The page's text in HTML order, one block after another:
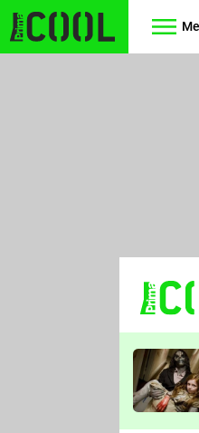
TŘESKU
FUTURAMA